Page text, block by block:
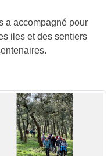
a accompagné pour
iles et des sentiers